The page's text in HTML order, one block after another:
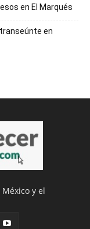
en El Marqués
en
y el